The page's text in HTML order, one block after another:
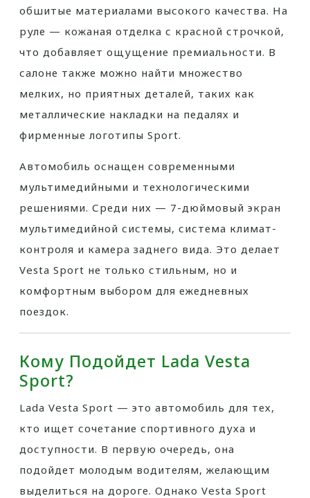
обшитые материалами высокого качества. На
руле — кожаная отделка с красной строчкой,
что добавляет ощущение премиальности. В
салоне также можно найти множество
мелких, но приятных деталей, таких как
металлические накладки на педалях и
фирменные логотипы Sport.
Автомобиль оснащен современными
мультимедийными и технологическими
решениями. Среди них — 7-дюймовый экран
мультимедийной системы, система климат-
контроля и камера заднего вида. Это делает
Vesta Sport не только стильным, но и
комфортным выбором для ежедневных
поездок.
Кому Подойдет Lada Vesta
Sport?
Lada Vesta Sport — это автомобиль для тех,
кто ищет сочетание спортивного духа и
доступности. В первую очередь, она
подойдет молодым водителям, желающим
выделиться на дороге. Однако Vesta Sport